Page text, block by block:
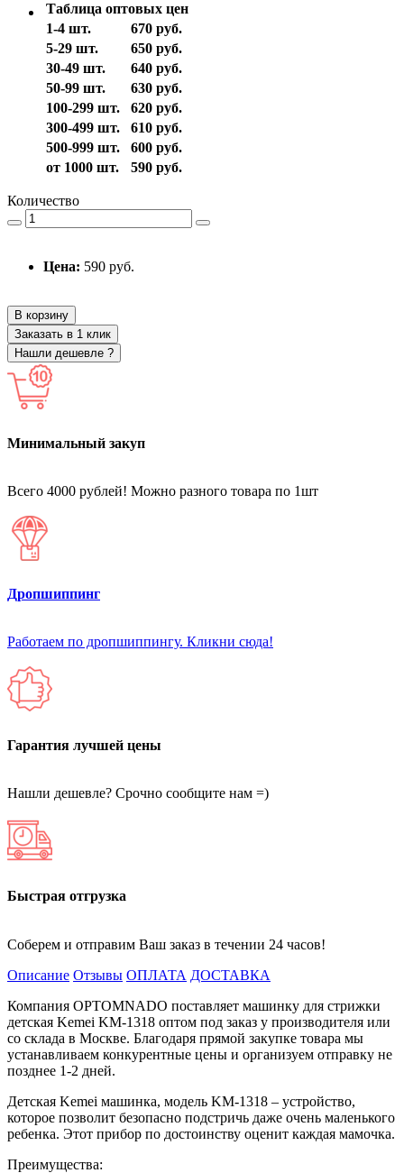
Таблица оптовых цен
1-4 шт.
670 руб.
5-29 шт.
650 руб.
30-49 шт.
640 руб.
50-99 шт.
630 руб.
100-299 шт.
620 руб.
300-499 шт.
610 руб.
500-999 шт.
600 руб.
от 1000 шт.
590 руб.
Количество
Цена: 590 руб.
В корзину
Заказать в 1 клик
Нашли дешевле ?
Минимальный закуп
Всего 4000 рублей! Можно разного товара по 1шт
Дропшиппинг
Работаем по дропшиппингу. Кликни сюда!
Гарантия лучшей цены
Нашли дешевле? Срочно сообщите нам =)
Быстрая отгрузка
Соберем и отправим Ваш заказ в течении 24 часов!
Описание Отзывы ОПЛАТА ДОСТАВКА
Компания OPTOMNADO поставляет машинку для стрижки
детская Kemei KM-1318 оптом под заказ у производителя или
со склада в Москве. Благодаря прямой закупке товара мы
устанавливаем конкурентные цены и организуем отправку не
позднее 1-2 дней.
Детская Kemei машинка, модель KM-1318 – устройство,
которое позволит безопасно подстричь даже очень маленького
ребенка. Этот прибор по достоинству оценит каждая мамочка.
Преимущества: